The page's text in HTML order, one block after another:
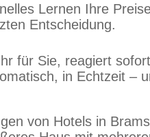
Lernen Ihre
Entscheidung.
für Sie, reagiert
in Echtzeit –
von Hotels in